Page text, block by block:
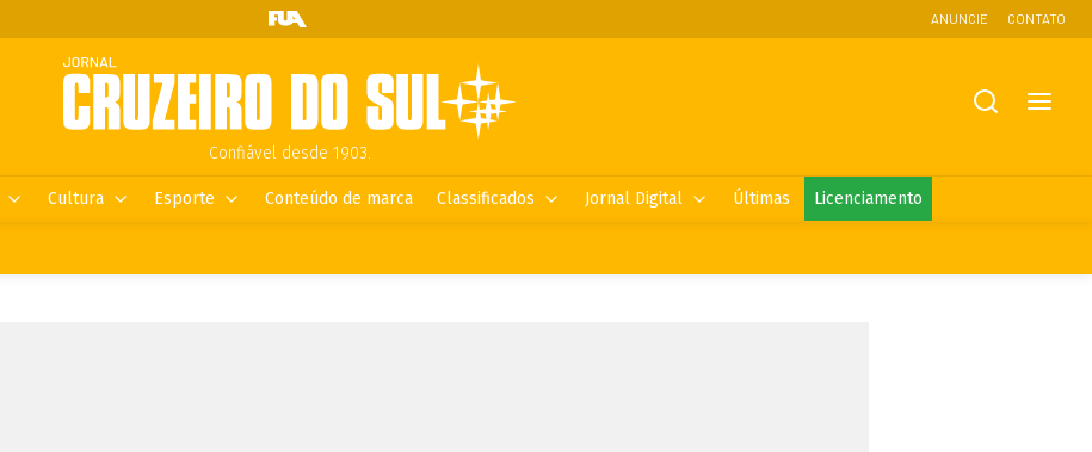
ANUNCIE CONTATO
Confiável desde 1903.
Cultura Esporte Conteúdo de marca Classificados Jornal Digital Últimas Licenciamento